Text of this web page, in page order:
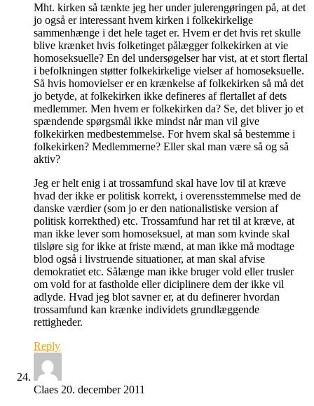
Mht. kirken så tænkte jeg her under julerengøringen på, at det
jo også er interessant hvem kirken i folkekirkelige
sammenhænge i det hele taget er. Hvem er det hvis ret skulle
blive krænket hvis folketinget pålægger folkekirken at vie
homoseksuelle? En del undersøgelser har vist, at et stort flertal
i befolkningen støtter folkekirkelige vielser af homoseksuelle.
Så hvis homovielser er en krænkelse af folkekirken så må det
jo betyde, at folkekirken ikke defineres af flertallet af dets
medlemmer. Men hvem er folkekirken da? Se, det bliver jo et
spændende spørgsmål ikke mindst når man vil give
folkekirken medbestemmelse. For hvem skal så bestemme i
folkekirken? Medlemmerne? Eller skal man være så og så
aktiv?
Jeg er helt enig i at trossamfund skal have lov til at kræve
hvad der ikke er politisk korrekt, i overensstemmelse med de
danske værdier (som jo er den nationalistiske version af
politisk korrekthed) etc. Trossamfund har ret til at kræve, at
man ikke lever som homoseksuel, at man som kvinde skal
tilsløre sig for ikke at friste mænd, at man ikke må modtage
blod også i livstruende situationer, at man skal afvise
demokratiet etc. Sålænge man ikke bruger vold eller trusler
om vold for at fastholde eller diciplinere dem der ikke vil
adlyde. Hvad jeg blot savner er, at du definerer hvordan
trossamfund kan krænke individets grundlæggende
rettigheder.
Reply
Claes 20. december 2011